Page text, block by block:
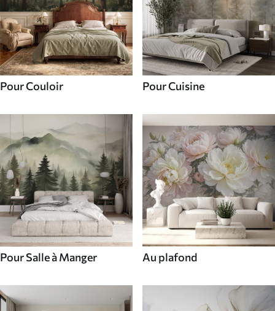
Pour Couloir Pour Cuisine
Pour Salle à Manger Au plafond